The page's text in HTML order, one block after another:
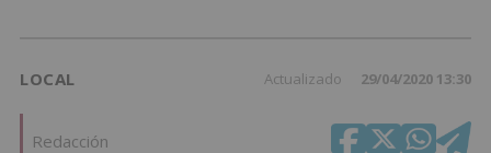
LOCAL Actualizado 29/04/2020 13:30
Redacción